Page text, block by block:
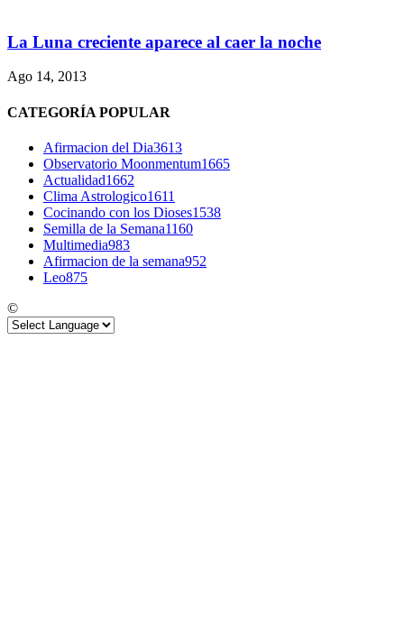
La Luna creciente aparece al caer la noche
Ago 14, 2013
CATEGORÍA POPULAR
Afirmacion del Dia3613
Observatorio Moonmentum1665
Actualidad1662
Clima Astrologico1611
Cocinando con los Dioses1538
Semilla de la Semana1160
Multimedia983
Afirmacion de la semana952
Leo875
©